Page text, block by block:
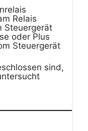
Relais
Steuergerät
oder Plus
Steuergerät
sind,